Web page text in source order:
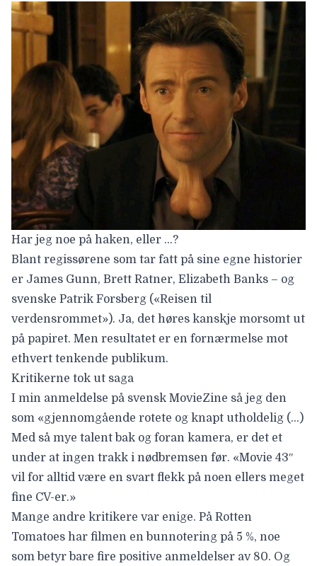
Har jeg noe på haken, eller …?
Blant regissørene som tar fatt på sine egne historier
er James Gunn, Brett Ratner, Elizabeth Banks – og
svenske Patrik Forsberg («Reisen til
verdensrommet»). Ja, det høres kanskje morsomt ut
på papiret. Men resultatet er en fornærmelse mot
ethvert tenkende publikum.
Kritikerne tok ut saga
I min anmeldelse på svensk MovieZine så jeg den
som «gjennomgående rotete og knapt utholdelig (…)
Med så mye talent bak og foran kamera, er det et
under at ingen trakk i nødbremsen før. «Movie 43″
vil for alltid være en svart flekk på noen ellers meget
fine CV-er.»
Mange andre kritikere var enige. På Rotten
Tomatoes har filmen en bunnotering på 5 %, noe
som betyr bare fire positive anmeldelser av 80. Og